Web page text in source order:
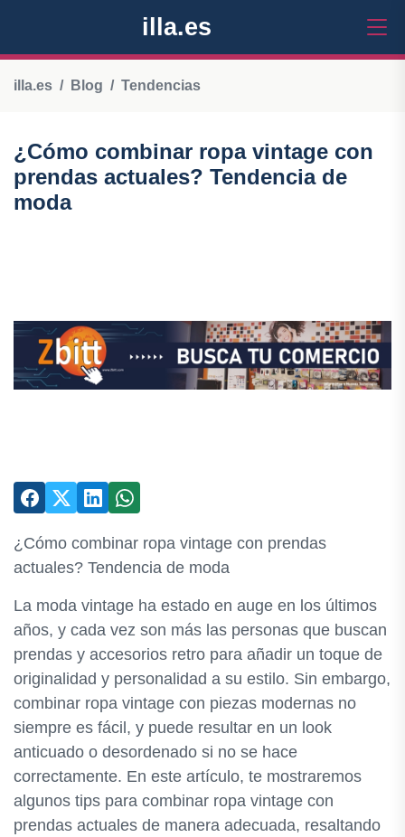
illa.es
illa.es Blog Tendencias
¿Cómo combinar ropa vintage con
prendas actuales? Tendencia de
moda
¿Cómo combinar ropa vintage con prendas
actuales? Tendencia de moda
La moda vintage ha estado en auge en los últimos
años, y cada vez son más las personas que buscan
prendas y accesorios retro para añadir un toque de
originalidad y personalidad a su estilo. Sin embargo,
combinar ropa vintage con piezas modernas no
siempre es fácil, y puede resultar en un look
anticuado o desordenado si no se hace
correctamente. En este artículo, te mostraremos
algunos tips para combinar ropa vintage con
prendas actuales de manera adecuada, resaltando